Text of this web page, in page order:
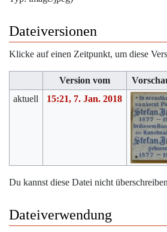
Dateiversionen
Klicke auf einen Zeitpunkt, um diese
Version vom
aktuell
15:21, 7. Jan. 2018
Du kannst diese Datei nicht
Dateiverwendung